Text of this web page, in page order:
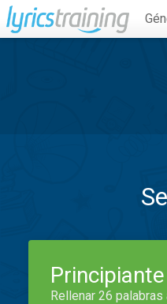
Principiante
Rellenar 26